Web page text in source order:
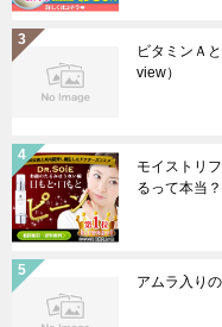
ビタミンＡ
view）
モイストリ
るって本当？
アムラ入り